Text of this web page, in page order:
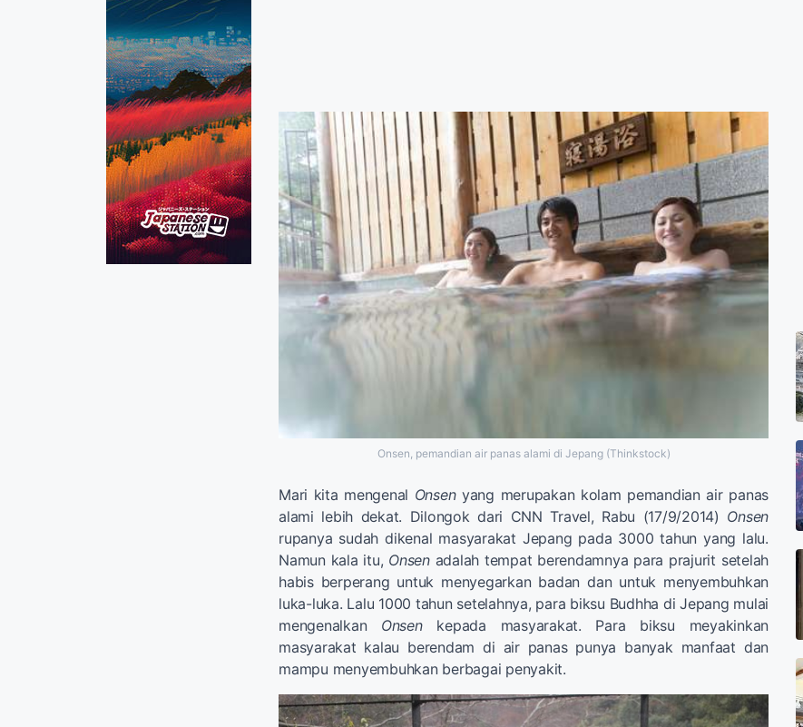
Onsen, pemandian air panas alami di Jepang (Thinkstock)
Mari kita mengenal Onsenyang merupakan kolam pemandian air panas
alami lebih dekat. Dilongok dari CNN Travel, Rabu (17/9/2014) Onsen
rupanya sudah dikenal masyarakat Jepang pada 3000 tahun yang lalu.
Namun kala itu, Onsenadalah tempat berendamnya para prajurit setelah
habis berperang untuk menyegarkan badan dan untuk menyembuhkan
luka-luka. Lalu 1000 tahun setelahnya, para biksu Budhha di Jepang mulai
mengenalkan Onsenkepada masyarakat. Para biksu meyakinkan
masyarakat kalau berendam di air panas punya banyak manfaat dan
mampu menyembuhkan berbagai penyakit.